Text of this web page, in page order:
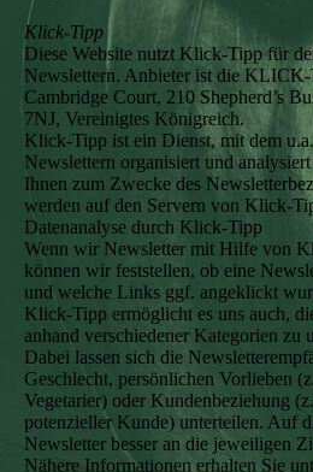
Klick-Tipp
Diese Website nutzt Klick-Tipp für
Newslettern. Anbieter ist die
Cambridge Court, 210 Shepherd’s
7NJ, Vereinigtes Königreich.
Klick-Tipp ist ein Dienst, mit dem
Newslettern organisiert und
Ihnen zum Zwecke des
werden auf den Servern von Klick-
Datenanalyse durch Klick-Tipp
Wenn wir Newsletter mit Hilfe von
können wir feststellen, ob eine
und welche Links ggf. angeklickt
Klick-Tipp ermöglicht es uns auch,
anhand verschiedener Kategorien zu
Dabei lassen sich die
Geschlecht, persönlichen Vorlieben
Vegetarier) oder Kundenbeziehung
potenzieller Kunde) unterteilen. Auf
Newsletter besser an die jeweiligen
Nähere Informationen erhalten Sie